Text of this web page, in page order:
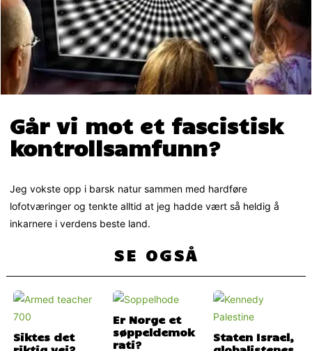
Går vi mot et fascistisk
kontrollsamfunn?
Jeg vokste opp i barsk natur sammen med hardføre
lofotværinger og tenkte alltid at jeg hadde vært så heldig å
inkarnere i verdens beste land.
SE OGSÅ
Siktes det
Er Norge et
søppeldemok
rati?
Staten Israel,